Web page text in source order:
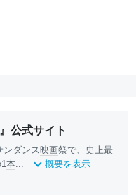
公式サイト
ンダンス映画祭で、史上最
本... 概要を表示